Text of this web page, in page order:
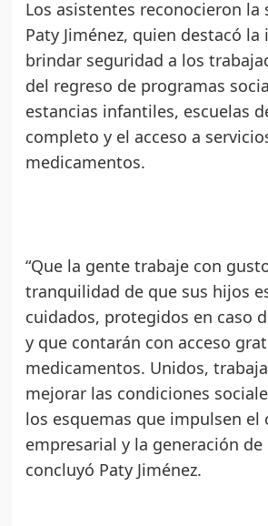
Los asistentes reconocieron la
Paty Jiménez, quien destacó
brindar seguridad a los
del regreso de programas
estancias infantiles, escuelas
completo y el acceso a
medicamentos.
“Que la gente trabaje con
tranquilidad de que sus hijos
cuidados, protegidos en caso
y que contarán con acceso
medicamentos. Unidos,
mejorar las condiciones
los esquemas que impulsen el
empresarial y la generación de
concluyó Paty Jiménez.